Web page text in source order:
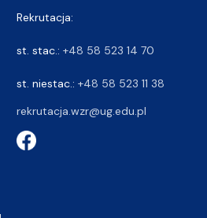
Rekrutacja:
st. stac.: +48 58 523 14 70
st. niestac.: +48 58 523 11 38
rekrutacja.wzr@ug.edu.pl